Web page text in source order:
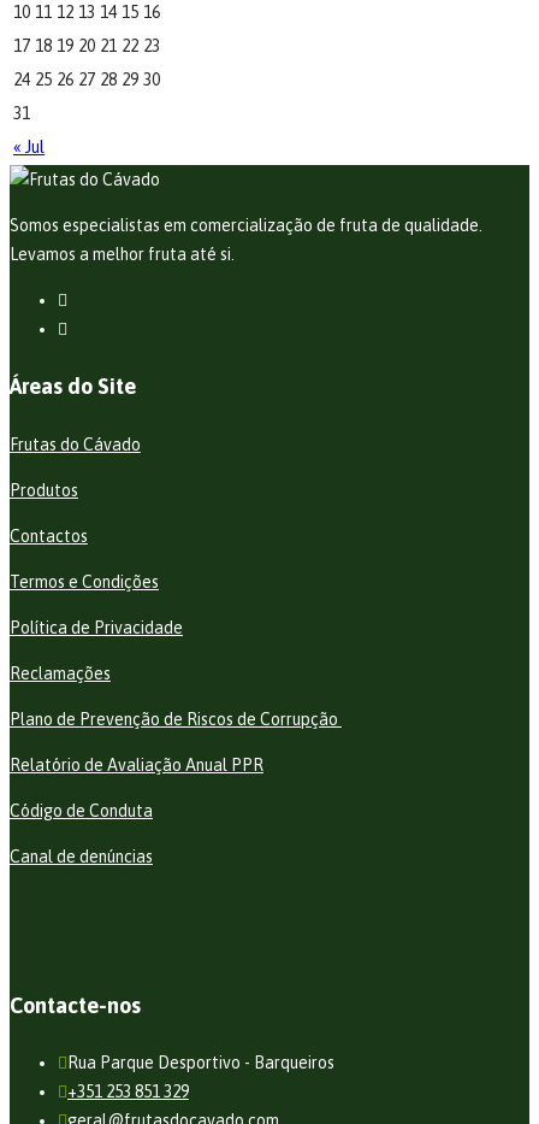
« Jul
10 11 12 13 14 15 16
17 18 19 20 21 22 23
24 25 26 27 28 29 30
31
Somos especialistas em comercialização de fruta de qualidade.
Levamos a melhor fruta até si.
Áreas do Site
Frutas do Cávado
Produtos
Contactos
Termos e Condições
Política de Privacidade
Reclamações
Plano de Prevenção de Riscos de Corrupção
Relatório de Avaliação Anual PPR
Código de Conduta
Canal de denúncias
Contacte-nos
Rua Parque Desportivo - Barqueiros
+351 253 851 329